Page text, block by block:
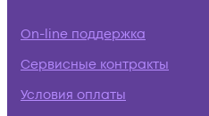
On-line поддержка
Сервисные контракты
Условия оплаты